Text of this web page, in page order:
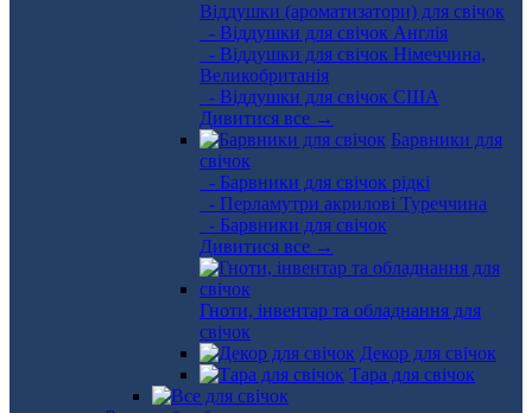
Віддушки (ароматизатори) для свічок
- Віддушки для свічок Англія
- Віддушки для свічок Німеччина,
Великобританія
- Віддушки для свічок США
Дивитися все →
Барвники для
свічок
- Барвники для свічок рідкі
- Перламутри акрилові Туреччина
- Барвники для свічок
Дивитися все →
Гноти, інвентар та обладнання для
свічок
Декор для свічок
Тара для свічок